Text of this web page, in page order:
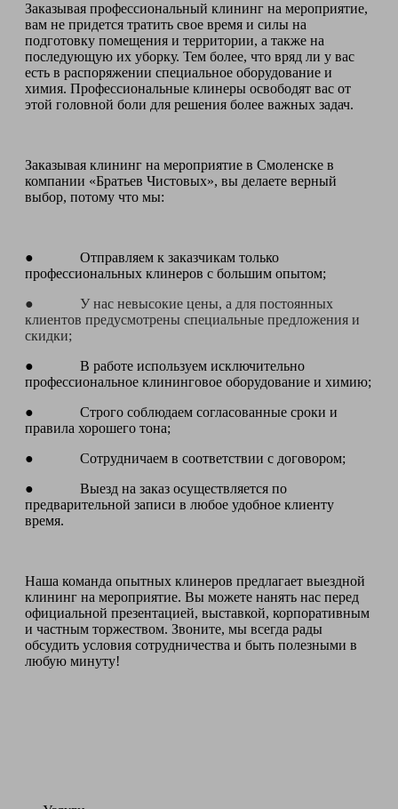
Заказывая профессиональный клининг на мероприятие,
вам не придется тратить свое время и силы на
подготовку помещения и территории, а также на
последующую их уборку. Тем более, что вряд ли у вас
есть в распоряжении специальное оборудование и
химия. Профессиональные клинеры освободят вас от
этой головной боли для решения более важных задач.
Заказывая клининг на мероприятие в Смоленске в
компании «Братьев Чистовых», вы делаете верный
выбор, потому что мы:
● Отправляем к заказчикам только
профессиональных клинеров с большим опытом;
● У нас невысокие цены, а для постоянных
клиентов предусмотрены специальные предложения и
скидки;
● В работе используем исключительно
профессиональное клининговое оборудование и химию;
● Строго соблюдаем согласованные сроки и
правила хорошего тона;
● Сотрудничаем в соответствии с договором;
● Выезд на заказ осуществляется по
предварительной записи в любое удобное клиенту
время.
Наша команда опытных клинеров предлагает выездной
клининг на мероприятие. Вы можете нанять нас перед
официальной презентацией, выставкой, корпоративным
и частным торжеством. Звоните, мы всегда рады
обсудить условия сотрудничества и быть полезными в
любую минуту!